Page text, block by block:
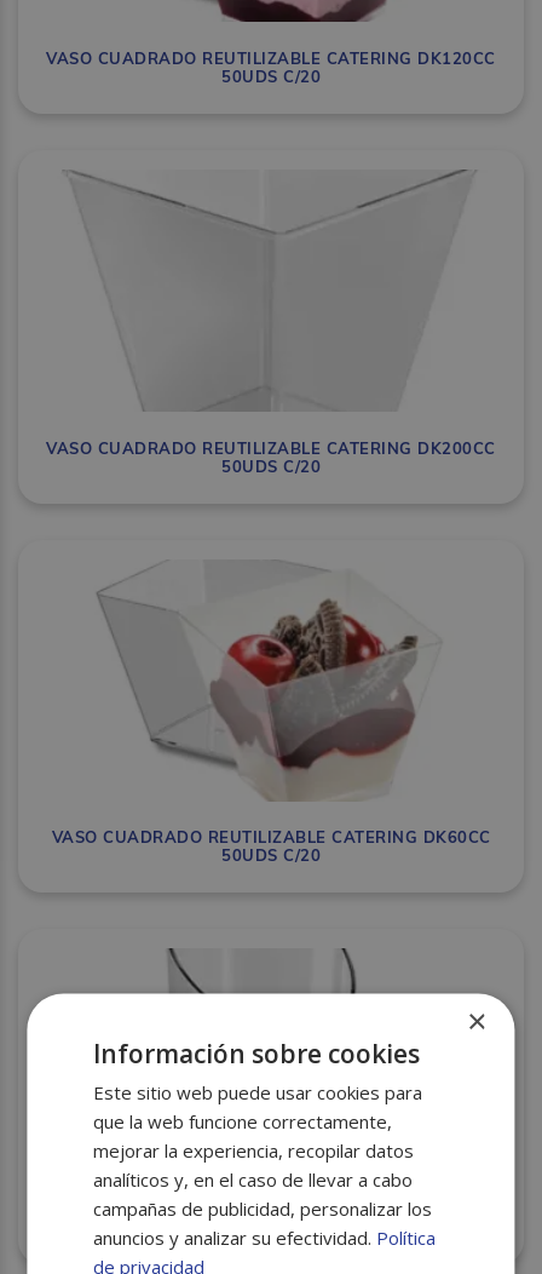
VASO CUADRADO REUTILIZABLE CATERING DK120CC
50UDS C/20
VASO CUADRADO REUTILIZABLE CATERING DK200CC
50UDS C/20
VASO CUADRADO REUTILIZABLE CATERING DK60CC
50UDS C/20
VASO DEGUSTACION CATERING DR 80CC 30UDS C/24
×
Información sobre cookies
Este sitio web puede usar cookies para
que la web funcione correctamente,
mejorar la experiencia, recopilar datos
analíticos y, en el caso de llevar a cabo
campañas de publicidad, personalizar los
anuncios y analizar su efectividad. Política
de privacidad